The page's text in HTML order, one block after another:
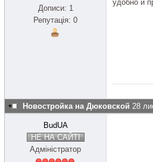
Дописи: 1
Репутація: 0
удобно и
Новостройка на Дюковской 28
BudUA
НЕ НА САЙТІ
Адміністратор